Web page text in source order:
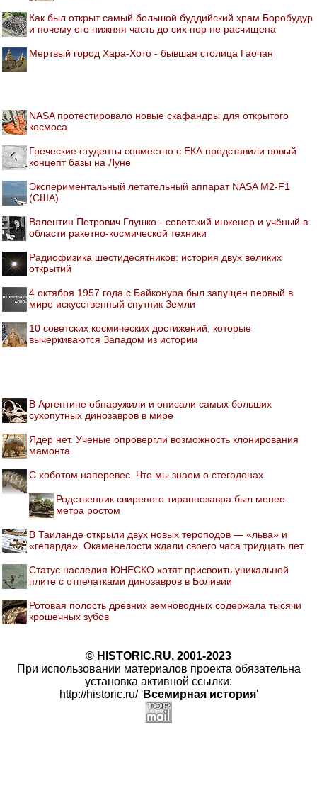
Как был открыт самый большой буддийский храм Боробудур
и почему его нижняя часть до сих пор не расчищена
Мертвый город Хара-Хото - бывшая столица Гаочан
NASA протестировало новые скафандры для открытого
космоса
Греческие студенты совместно с ЕКА представили новый
концепт базы на Луне
Экспериментальный летательный аппарат NASA M2-F1
(США)
Валентин Петрович Глушко - советский инженер и учёный в
области ракетно-космической техники
Радиофизика шестидесятников: история двух великих
открытий
4 октября 1957 года с Байконура был запущен первый в
мире искусственный спутник Земли
10 советских космических достижений, которые
вычеркиваются Западом из истории
В Аргентине обнаружили и описали самых больших
сухопутных динозавров в мире
Ядер нет. Ученые опровергли возможность клонирования
мамонта
С хоботом наперевес. Что мы знаем о стегодонах
Родственник свирепого тираннозавра был менее
метра ростом
В Таиланде открыли двух новых тероподов — «льва» и
«гепарда». Окаменелости ждали своего часа тридцать лет
Статус наследия ЮНЕСКО хотят присвоить уникальной
плите с отпечатками динозавров в Боливии
Ротовая полость древних земноводных содержала тысячи
крошечных зубов
© HISTORIC.RU, 2001-2023
При использовании материалов проекта обязательна
установка активной ссылки:
http://historic.ru/ 'Всемирная история'